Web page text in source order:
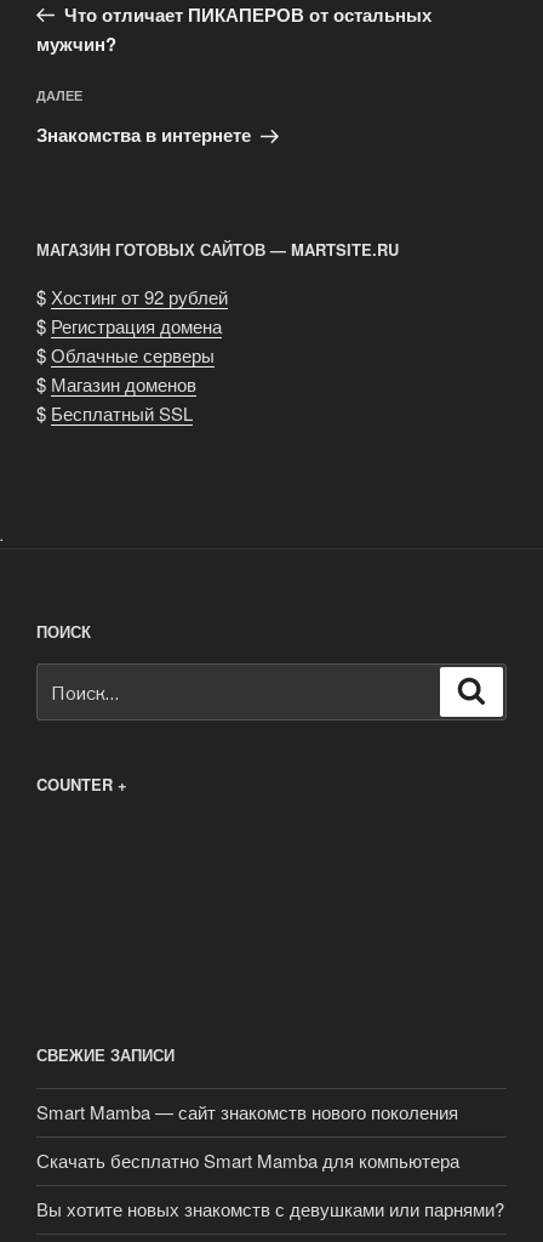
записям
запись:
Что отличает ПИКАПЕРОВ от остальных
мужчин?
Следующая
запись
ДАЛЕЕ
Знакомства в интернете
МАГАЗИН ГОТОВЫХ САЙТОВ — MARTSITE.RU
$ Хостинг от 92 рублей
$ Регистрация домена
$Облачные серверы
$ Магазин доменов
$ Бесплатный SSL
.
ПОИСК
COUNTER +
СВЕЖИЕ ЗАПИСИ
Smart Mamba — сайт знакомств нового поколения
Скачать бесплатно Smart Mamba для компьютера
Вы хотите новых знакомств с девушками или парнями?